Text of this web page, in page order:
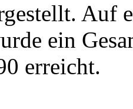
Auf
ein
erreicht.